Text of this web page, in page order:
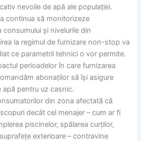
nevoile de apă ale populației.
continua să monitorizeze
consumului și nivelurile din
la regimul de furnizare non-stop va
ce parametrii tehnici o vor permite.
perioadelor în care furnizarea
abonaților să își asigure
apă pentru uz casnic.
din zona afectată că
decât cel menajer – cum ar fi
piscinelor, spălarea curților,
exterioare – contravine